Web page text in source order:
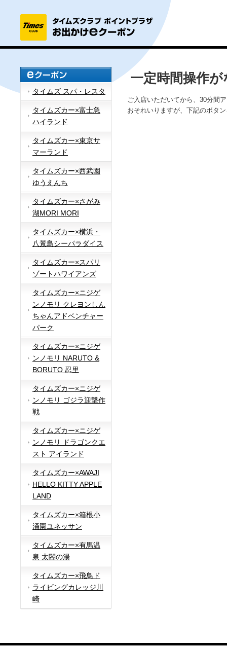
タイムズ スパ・レスタ
タイムズカー×富士急
ハイランド
タイムズカー×東京サ
マーランド
タイムズカー×西武園
ゆうえんち
タイムズカー×さがみ
湖MORI MORI
タイムズカー×横浜・
八景島シーパラダイス
タイムズカー×スパリ
ゾートハワイアンズ
タイムズカー×ニジゲ
ンノモリ クレヨンしん
ちゃんアドベンチャー
パーク
タイムズカー×ニジゲ
ンノモリ NARUTO &
BORUTO 忍里
タイムズカー×ニジゲ
ンノモリ ゴジラ迎撃作
戦
タイムズカー×ニジゲ
ンノモリ ドラゴンクエ
スト アイランド
タイムズカー×AWAJI
HELLO KITTY APPLE
LAND
タイムズカー×箱根小
涌園ユネッサン
タイムズカー×有馬温
泉 太閤の湯
タイムズカー×飛鳥ド
ライビングカレッジ川
崎
一定時間操作
ご入店いただいてから、30分間
おそれいりますが、下記のボタ